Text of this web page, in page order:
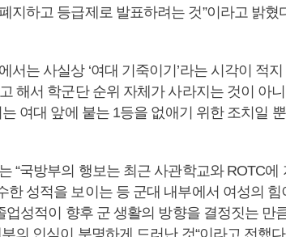
지하고 등급제로 발표하려는 것”이라고 밝혔
서는 사실상 ‘여대 기죽이기’라는 시각이 적
해서 학군단 순위 자체가 사라지는 것이 아
여대 앞에 붙는 1등을 없애기 위한 조치일
“국방부의 행보는 최근 사관학교와 ROTC
한 성적을 보이는 등 군대 내부에서 여성의
업성적이 향후 군 생활의 방향을 결정짓는 만
의 인식이 분명하게 드러난 것“이라고 전했다.